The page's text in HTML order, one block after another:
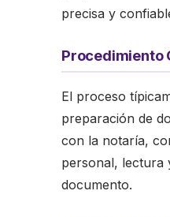
precisa y
Procedimiento
El proceso
preparación de
con la notaría,
personal, lectura
documento.